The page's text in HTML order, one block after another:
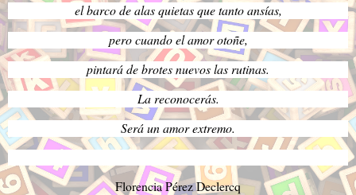
el barco de alas quietas que tanto ansías,
pero cuando el amor otoñe,
pintará de brotes nuevos las rutinas.
La reconocerás.
Será un amor extremo.
Florencia Pérez Declercq